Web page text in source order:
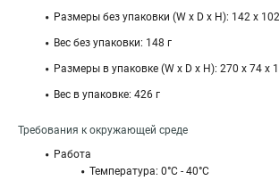
Размеры без упаковки (W x D x H): 142 x
Вес без упаковки: 148 г
Размеры в упаковке (W x D x H): 270 x 74 x
Вес в упаковке: 426 г
Требования к окружающей среде
Работа
Температура: 0°C - 40°C